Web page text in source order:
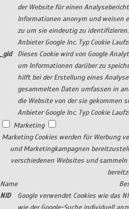
der Website für einen
Informationen anonym und weisen
zu um sie eindeutig zu identifizieren.
Anbieter Google Inc. Typ Cookie
_gid
Dieses Cookie wird von Google
um Informationen darüber zu
hilft bei der Erstellung eines
gesammelten Daten umfassen in
die Website von der sie gekommen
Anbieter Google Inc. Typ Cookie
Marketing
Marketing Cookies werden für Werbung
und Marketingkampagnen
verschiedenen Websites und
Name
NID
Google verwendet Cookies wie das
wie der Google-Suche individuell